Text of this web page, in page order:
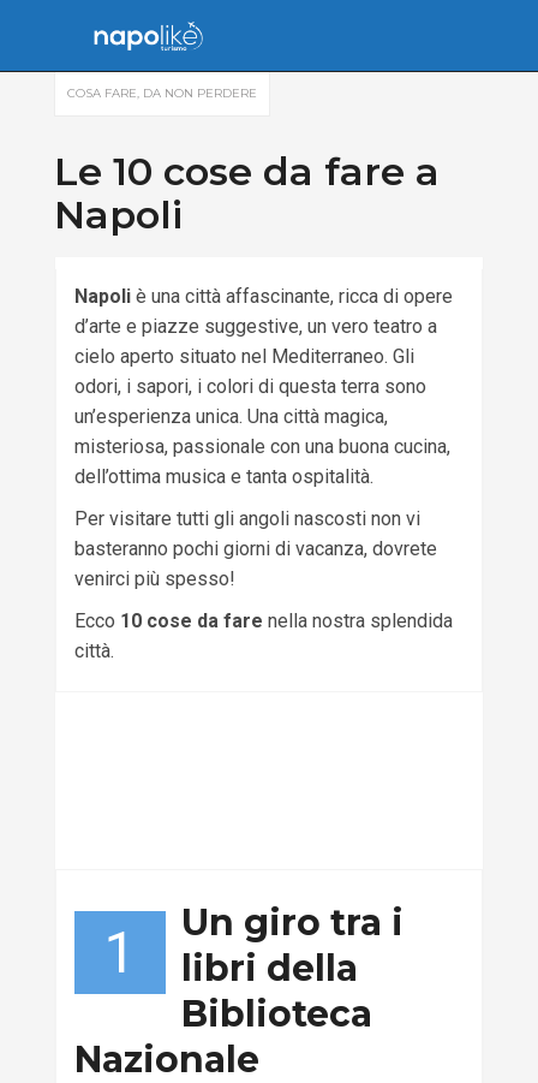
COSA FARE, DA NON PERDERE
Le 10 cose da fare a
Napoli
Napoliè una città affascinante, ricca di opere
d’arte e piazze suggestive, un vero teatro a
cielo aperto situato nel Mediterraneo. Gli
odori, i sapori, i colori di questa terra sono
un’esperienza unica. Una città magica,
misteriosa, passionale con una buona cucina,
dell’ottima musica e tanta ospitalità.
Per visitare tutti gli angoli nascosti non vi
basteranno pochi giorni di vacanza, dovrete
venirci più spesso!
Ecco 10 cose da fare nella nostra splendida
città.
1
Un giro tra i
libri della
Biblioteca
Nazionale